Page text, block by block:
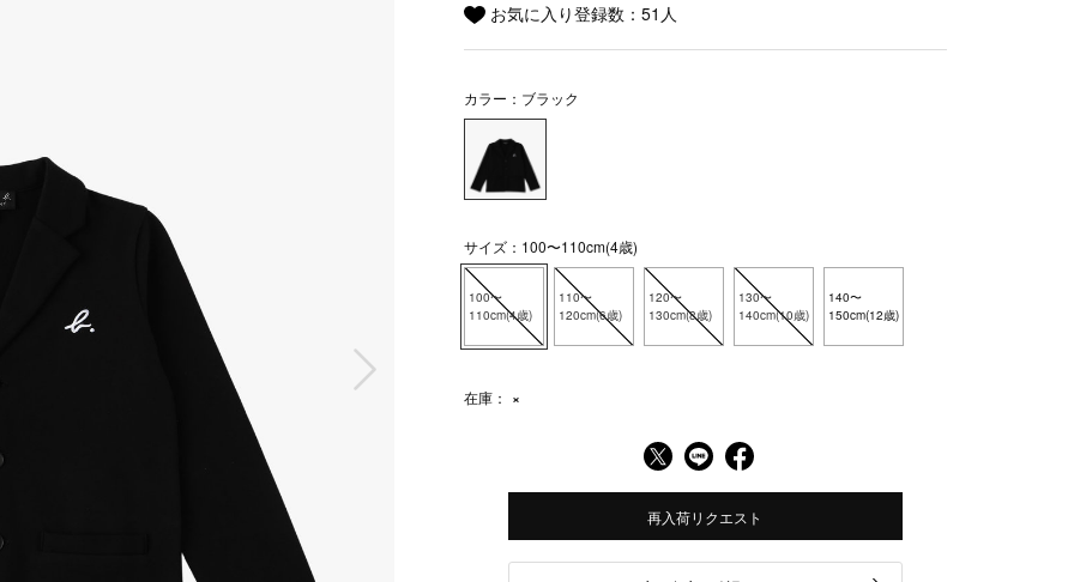
お気に入り登録数：51 人
カラー：ブラック
サイズ：100〜110cm(4歳)
100〜
110cm(4歳)
110〜
120cm(6歳)
120〜
130cm(8歳)
130〜
140cm(10歳)
140〜
150cm(12歳)
在庫： ×
再入荷リクエスト